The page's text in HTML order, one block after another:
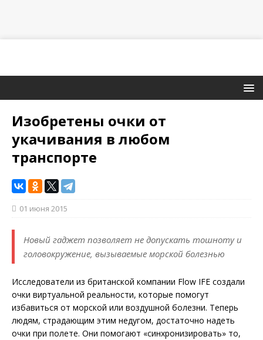
Изобретены очки от
укачивания в любом
транспорте
01 июня 2015
Новый гаджет позволяет не допускать тошноту и
головокружение, вызываемые морской болезнью
Исследователи из британской компании Flow IFE создали
очки виртуальной реальности, которые помогут
избавиться от морской или воздушной болезни. Теперь
людям, страдающим этим недугом, достаточно надеть
очки при полете. Они помогают «синхронизировать» то,